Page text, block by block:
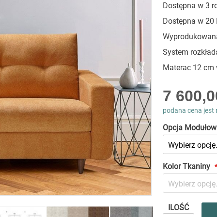
Dostępna w 3
Dostępna w
System
Materac 12 cm
As
low
as
7
podana cena jest
Opcja
Kolor Tkaniny
ILOŚĆ